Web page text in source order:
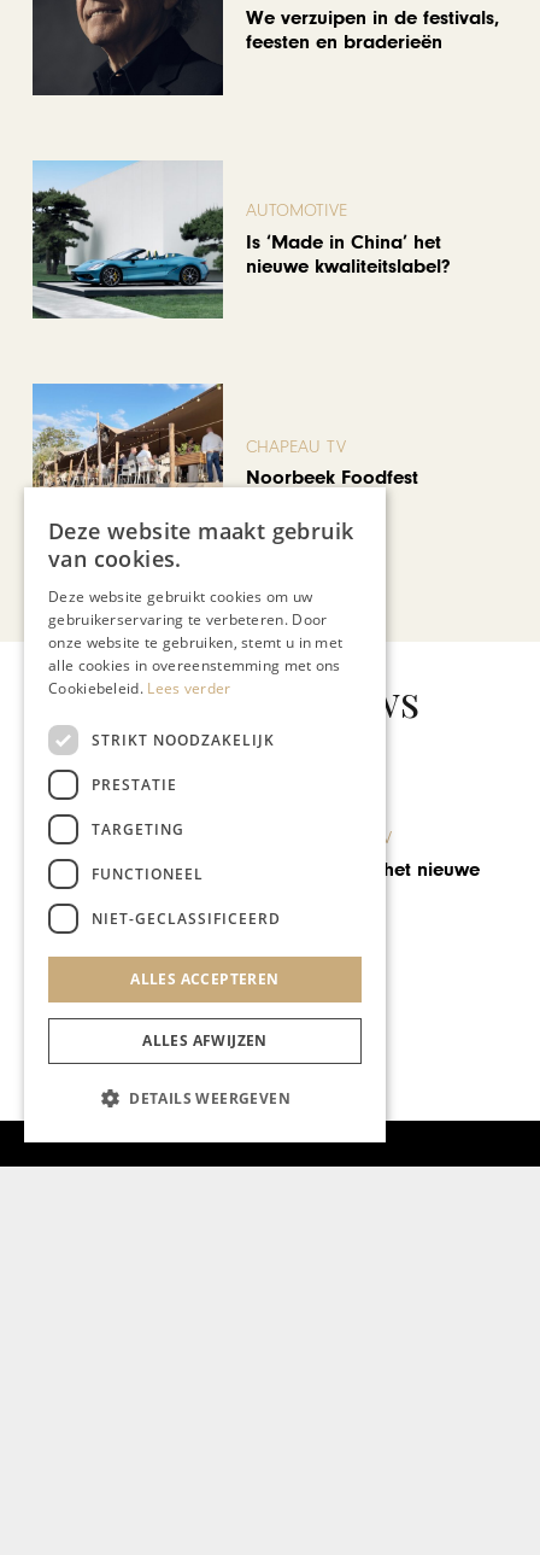
We verzuipen in de festivals,
feesten en braderieën
AUTOMOTIVE
Is ‘Made in China’ het
nieuwe kwaliteitslabel?
CHAPEAU TV
Noorbeek Foodfest
Bekijk alle artikelen
Gerelateerd nieuws
LIMBOURGEOIS TV
Philzuid swingt het nieuwe
Deze website maakt gebruik
van cookies.
Deze website gebruikt cookies om uw
gebruikerservaring te verbeteren. Door
onze website te gebruiken, stemt u in met
alle cookies in overeenstemming met ons
Cookiebeleid. Lees verder
STRIKT NOODZAKELIJK
PRESTATIE
TARGETING
FUNCTIONEEL
NIET-GECLASSIFICEERD
ALLES ACCEPTEREN
ALLES AFWIJZEN
DETAILS WEERGEVEN